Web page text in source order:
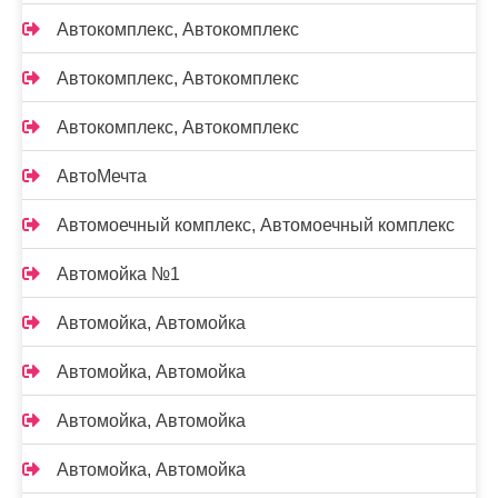
Автокомплекс, Автокомплекс
Автокомплекс, Автокомплекс
Автокомплекс, Автокомплекс
АвтоМечта
Автомоечный комплекс, Автомоечный комплекс
Автомойка №1
Автомойка, Автомойка
Автомойка, Автомойка
Автомойка, Автомойка
Автомойка, Автомойка